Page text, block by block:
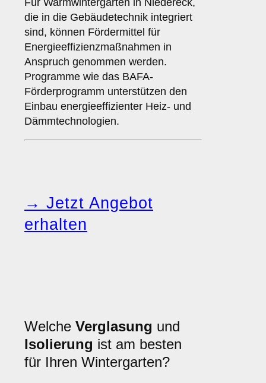
Für Warmwintergärten in Niedereck,
die in die Gebäudetechnik integriert
sind, können Fördermittel für
Energieeffizienzmaßnahmen in
Anspruch genommen werden.
Programme wie das BAFA-
Förderprogramm unterstützen den
Einbau energieeffizienter Heiz- und
Dämmtechnologien.
→ Jetzt Angebot
erhalten
Welche Verglasung und
Isolierung ist am besten
für Ihren Wintergarten?